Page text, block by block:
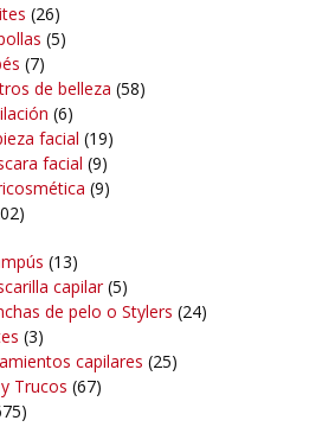
(26)
(5)
(7)
de belleza (58)
(6)
facial (19)
facial (9)
(9)
(13)
capilar(5)
de pelo o Stylers (24)
(3)
capilares (25)
Trucos (67)